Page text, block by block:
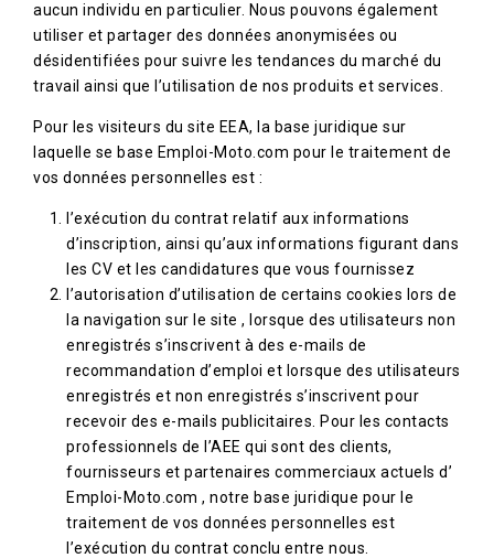
aucun individu en particulier. Nous pouvons également
utiliser et partager des données anonymisées ou
désidentifiées pour suivre les tendances du marché du
travail ainsi que l’utilisation de nos produits et services.
Pour les visiteurs du site EEA, la base juridique sur
laquelle se base Emploi-Moto.com pour le traitement de
vos données personnelles est :
l’exécution du contrat relatif aux informations
d’inscription, ainsi qu’aux informations figurant dans
les CV et les candidatures que vous fournissez
l’autorisation d’utilisation de certains cookies lors de
la navigation sur le site , lorsque des utilisateurs non
enregistrés s’inscrivent à des e-mails de
recommandation d’emploi et lorsque des utilisateurs
enregistrés et non enregistrés s’inscrivent pour
recevoir des e-mails publicitaires. Pour les contacts
professionnels de l’AEE qui sont des clients,
fournisseurs et partenaires commerciaux actuels d’
Emploi-Moto.com , notre base juridique pour le
traitement de vos données personnelles est
l’exécution du contrat conclu entre nous.